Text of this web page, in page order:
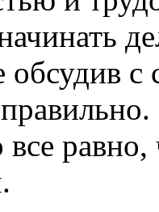
обсудив
все